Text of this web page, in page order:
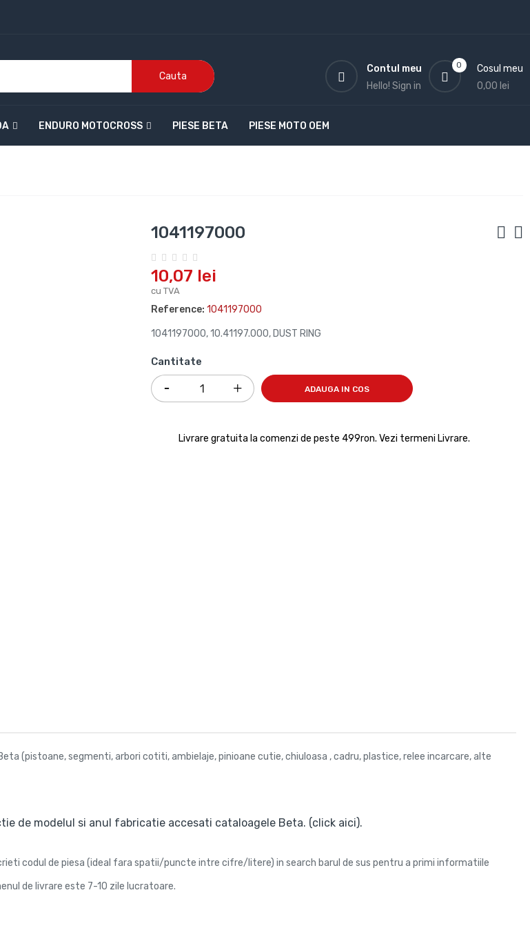
Cauta
0
Cosul meu
0,00 lei
Contul meu
Hello! Sign in
ENDURO MOTOCROSS PIESE BETA PIESE MOTO OEM
1041197000
10,07 lei
cu TVA
Reference: 1041197000
1041197000, 10.41197.000, DUST RING
Cantitate
ADAUGA IN COS
Livrare gratuita la comenzi de peste 499ron. Vezi termeni Livrare.
(pistoane, segmenti, arbori cotiti, ambielaje, pinioane cutie, chiuloasa , cadru, plastice, relee incarcare, alte
de modelul si anul fabricatie accesati cataloagele Beta. (click aici).
codul de piesa (ideal fara spatii/puncte intre cifre/litere) in search barul de sus pentru a primi informatiile
de livrare este 7-10 zile lucratoare.